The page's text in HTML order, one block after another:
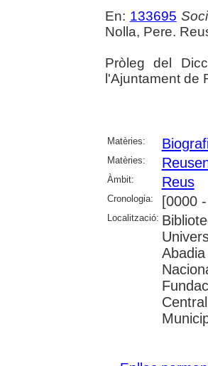
En: 133695
Nolla, Pere.
Pròleg del
l'Ajuntament de
Matèries:
Matèries:
Àmbit: Reus
Cronologia: [0000
Localització: